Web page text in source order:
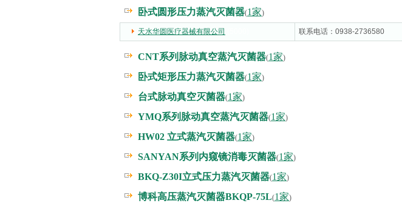
卧式圆形压力蒸汽灭菌器(1家)
天水华圆医疗器械有限公司 联系电话：0938-2736580
CNT系列脉动真空蒸汽灭菌器(1家)
卧式矩形压力蒸汽灭菌器(1家)
台式脉动真空灭菌器(1家)
YMQ系列脉动真空蒸汽灭菌器(1家)
HW02 立式蒸汽灭菌器(1家)
SANYAN系列内窥镜消毒灭菌器(1家)
BKQ-Z30I立式压力蒸汽灭菌器(1家)
博科高压蒸汽灭菌器BKQP-75L(1家)